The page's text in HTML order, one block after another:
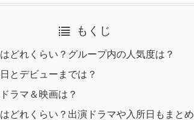
もくじ
どれくらい？グループ内の人気度は？
とデビューまでは？
ラマ＆映画は？
どれくらい？出演ドラマや入所日もまとめ